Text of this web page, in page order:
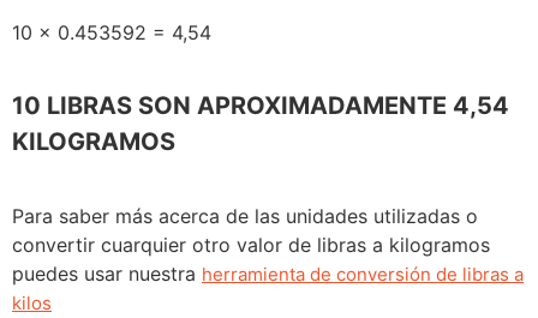
10 x 0.453592 = 4,54
10 LIBRAS SON APROXIMADAMENTE 4,54
KILOGRAMOS
Para saber más acerca de las unidades utilizadas o
convertir cuarquier otro valor de libras a kilogramos
puedes usar nuestra herramienta de conversión de libras a
kilos